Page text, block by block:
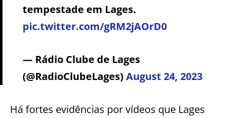
tempestade em Lages.
pic.twitter.com/gRM2jAOrD0
— Rádio Clube de Lages
(@RadioClubeLages) August 24, 2023
Há fortes evidências por vídeos que Lages